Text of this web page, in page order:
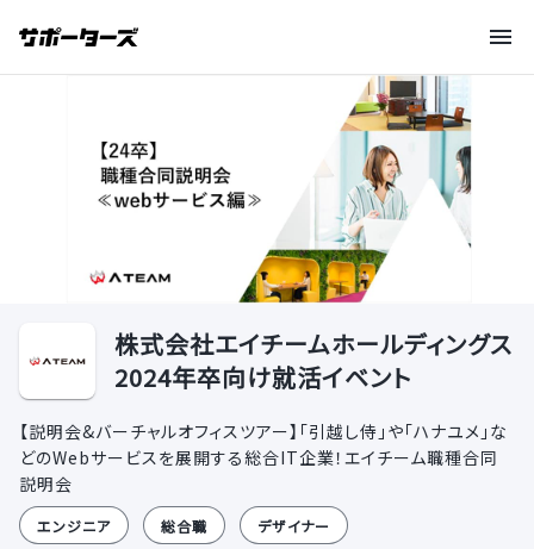
株式会社エイチームホールディングス
2024年卒向け就活イベント
【説明会&バーチャルオフィスツアー】「引越し侍」や「ハナユメ」な
どのWebサービスを展開する総合IT企業！エイチーム職種合同
説明会
エンジニア 総合職 デザイナー